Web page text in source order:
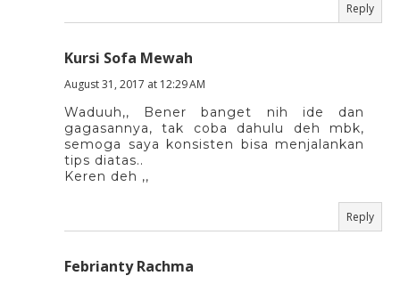
Reply
Kursi Sofa Mewah
August 31, 2017 at 12:29 AM
Waduuh,, Bener banget nih ide dan
gagasannya, tak coba dahulu deh mbk,
semoga saya konsisten bisa menjalankan
tips diatas..
Keren deh ,,
Reply
Febrianty Rachma